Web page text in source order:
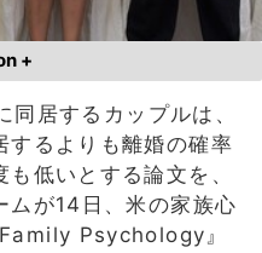
+
同居するカップルは、
するよりも離婚の確率
低いとする論文を、
ムが14日、米の家族心
Psychology』